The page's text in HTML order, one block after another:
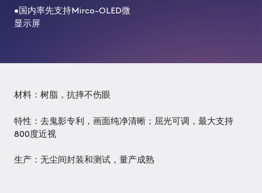
导
显
NEWS
PERSONNEL
•国内率先支持Mirco-OLED微
显示屏
材料：树脂，抗摔不伤眼
特性：去鬼影专利，画面纯净清晰；屈光可调，最大支持
800度近视
生产：无尘间封装和测试，量产成熟